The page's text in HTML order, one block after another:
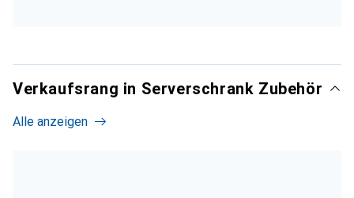
Verkaufsrang in Serverschrank Zubehör
Alle anzeigen